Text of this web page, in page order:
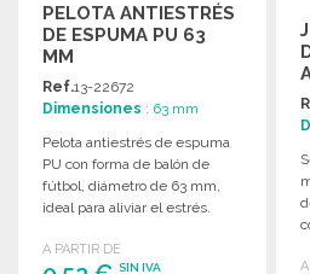
PELOTA ANTIESTRÉS
DE ESPUMA PU 63
MM
Ref.13-22672
Dimensiones : 63 mm
Pelota antiestrés de espuma
PU con forma de balón de
fútbol, diámetro de 63 mm,
ideal para aliviar el estrés.
A PARTIR DE
SIN IVA